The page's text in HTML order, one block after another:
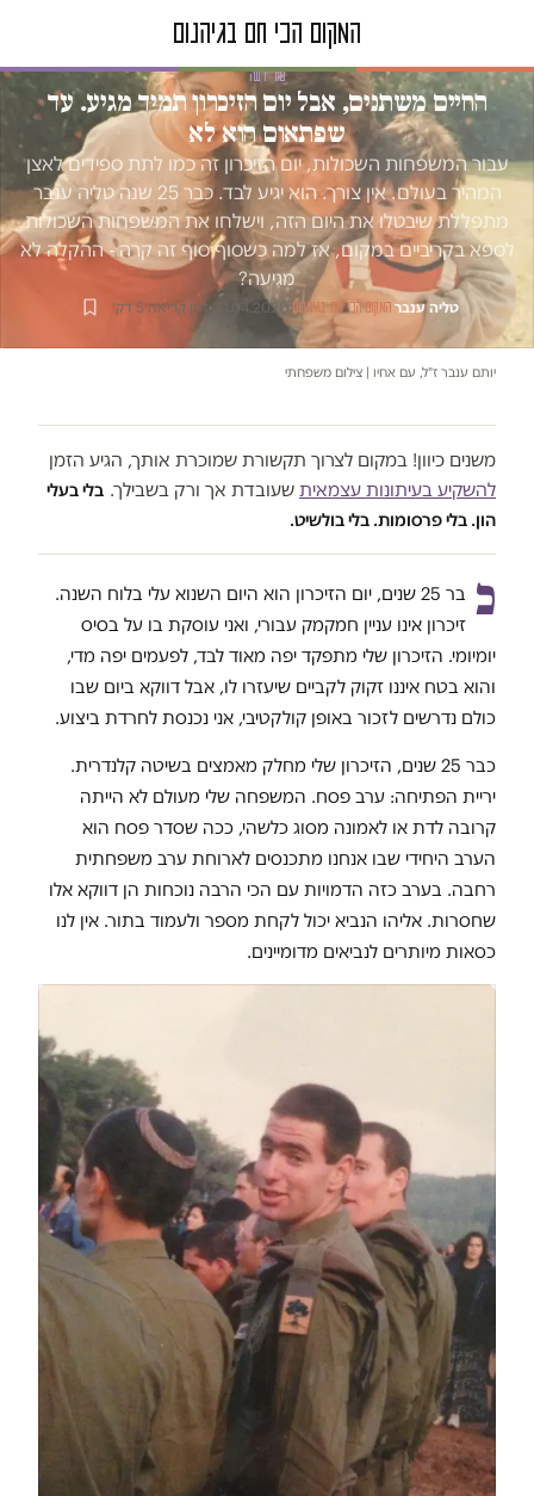
טור דעה
החיים משתנים, אבל יום הזיכרון תמיד מגיע. עד
שפתאום הוא לא
עבור המשפחות השכולות, יום הזיכרון זה כמו לתת ספידים לאצן
המהיר בעולם. אין צורך. הוא יגיע לבד. כבר 25 שנה טליה ענבר
מתפללת שיבטלו את היום הזה, וישלחו את המשפחות השכולות
לספא בקריביים במקום, אז למה כשסוף סוף זה קרה - ההקלה לא
מגיעה?
טליה ענבר·המקום הכי חם בגיהנום·
24.04.2020
· זמן קריאה 5 דק׳
יותם ענבר ז"ל, עם אחיו | צילום משפחתי
משנים כיוון! במקום לצרוך תקשורת שמוכרת אותך, הגיע הזמן
להשקיע בעיתונות עצמאית שעובדת אך ורק בשבילך. בלי בעלי
הון. בלי פרסומות. בלי בולשיט.
כ
בר 25 שנים, יום הזיכרון הוא היום השנוא עלי בלוח השנה.
זיכרון אינו עניין חמקמק עבורי, ואני עוסקת בו על בסיס
יומיומי. הזיכרון שלי מתפקד יפה מאוד לבד, לפעמים יפה מדי,
והוא בטח איננו זקוק לקביים שיעזרו לו, אבל דווקא ביום שבו
כולם נדרשים לזכור באופן קולקטיבי, אני נכנסת לחרדת ביצוע.
כבר 25 שנים, הזיכרון שלי מחלק מאמצים בשיטה קלנדרית.
יריית הפתיחה: ערב פסח. המשפחה שלי מעולם לא הייתה
קרובה לדת או לאמונה מסוג כלשהי, ככה שסדר פסח הוא
הערב היחידי שבו אנחנו מתכנסים לארוחת ערב משפחתית
רחבה. בערב כזה הדמויות עם הכי הרבה נוכחות הן דווקא אלו
שחסרות. אליהו הנביא יכול לקחת מספר ולעמוד בתור. אין לנו
כסאות מיותרים לנביאים מדומיינים.